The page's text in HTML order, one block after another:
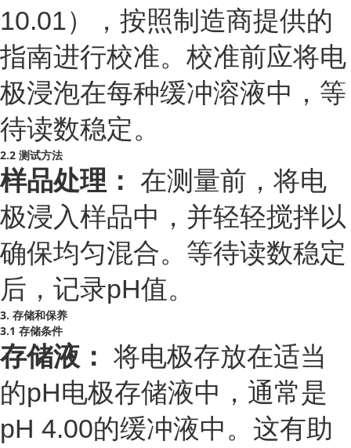
10.01），按照制造商提供的
指南进行校准。校准前应将电
极浸泡在每种缓冲溶液中，等
待读数稳定。
2.2 测试方法
样品处理： 在测量前，将电
极浸入样品中，并轻轻搅拌以
确保均匀混合。等待读数稳定
后，记录pH值。
3. 存储和保养
3.1 存储条件
存储液： 将电极存放在适当
的pH电极存储液中，通常是
pH 4.00的缓冲液中。这有助